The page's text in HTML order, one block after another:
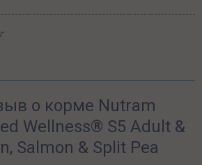
о корме Nutram
Wellness® S5 Adult &
Salmon & Split Pea